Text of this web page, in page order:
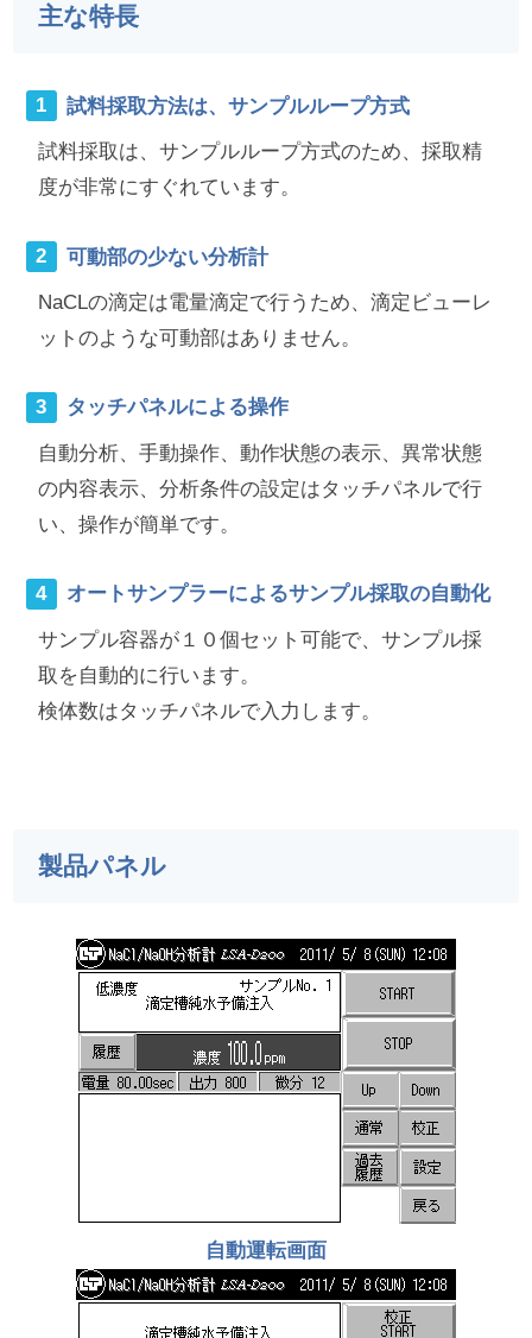
主な特長
試料採取方法は、サンプルループ方式
試料採取は、サンプルループ方式のため、採取精
度が非常にすぐれています。
可動部の少ない分析計
NaCLの滴定は電量滴定で行うため、滴定ビューレ
ットのような可動部はありません。
タッチパネルによる操作
自動分析、手動操作、動作状態の表示、異常状態
の内容表示、分析条件の設定はタッチパネルで行
い、操作が簡単です。
オートサンプラーによるサンプル採取の自動化
サンプル容器が１０個セット可能で、サンプル採
取を自動的に行います。
検体数はタッチパネルで入力します。
製品パネル
自動運転画面